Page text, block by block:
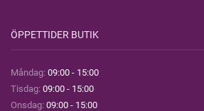
ÖPPETTIDER BUTIK
Måndag: 09:00 - 15:00
Tisdag: 09:00 - 15:00
Onsdag: 09:00 - 15:00